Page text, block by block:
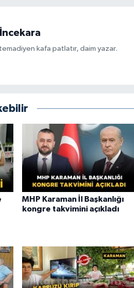
kafa patlatır, daim yazar.
MHP Karaman İl Başkanlığı
kongre takvimini açıkladı